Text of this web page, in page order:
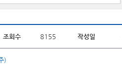
조회수 8155 작성일
)